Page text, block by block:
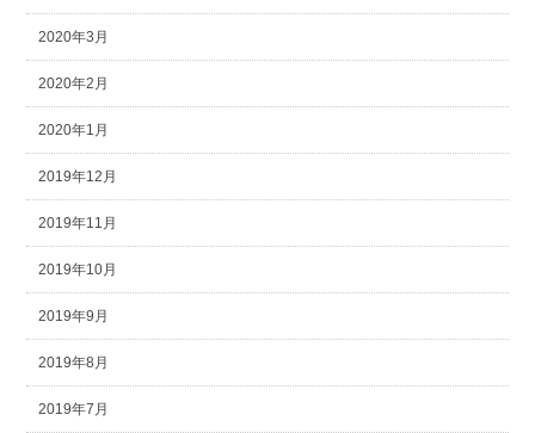
2020年3月
2020年2月
2020年1月
2019年12月
2019年11月
2019年10月
2019年9月
2019年8月
2019年7月